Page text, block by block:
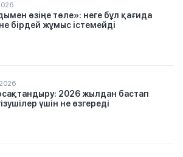
өзіңе төле»: неге бұл қағида
бірдей жұмыс істемейді
2026 жылдан бастап
үшін не өзгереді